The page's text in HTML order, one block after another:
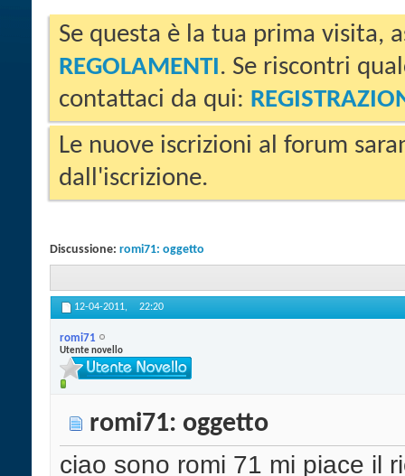
Se questa è la tua prima visita,
REGOLAMENTI. Se riscontri
contattaci da qui:
Le nuove iscrizioni al forum
dall'iscrizione.
Discussione: romi71: oggetto
12-04-2011, 22:20
romi71
Utente novello
romi71: oggetto
ciao sono romi 71 mi piace il